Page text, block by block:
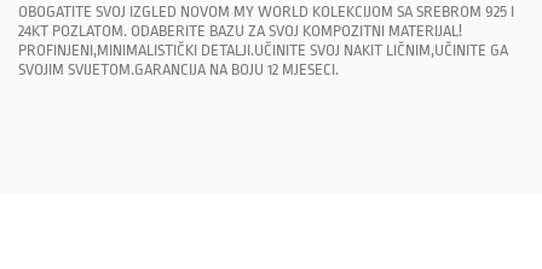
OBOGATITE SVOJ IZGLED NOVOM MY WORLD KOLEKCIJOM SA SREBROM 925 I
24KT POZLATOM. ODABERITE BAZU ZA SVOJ KOMPOZITNI MATERIJAL!
PROFINJENI,MINIMALISTIČKI DETALJI.UČINITE SVOJ NAKIT LIČNIM,UČINITE GA
SVOJIM SVIJETOM.GARANCIJA NA BOJU 12 MJESECI.